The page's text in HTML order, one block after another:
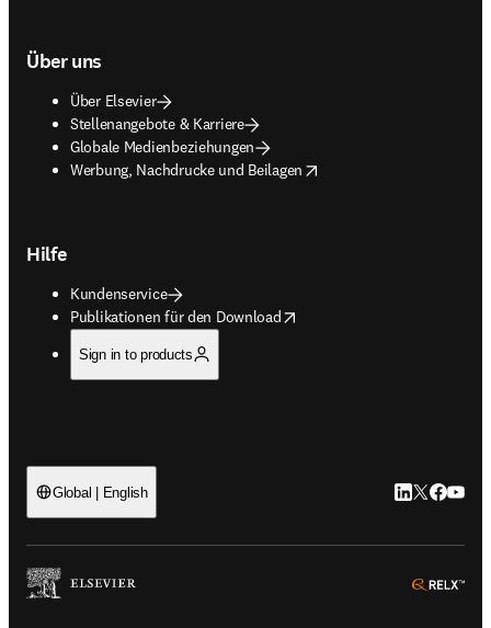
Über uns
Über Elsevier
Stellenangebote & Karriere
Globale Medienbeziehungen
Werbung, Nachdrucke und Beilagen
opens in new tab/window
Hilfe
Kundenservice
Publikationen für den Download
opens in new tab/window
Sign in to products
Global | English LinkedIn
Twitter